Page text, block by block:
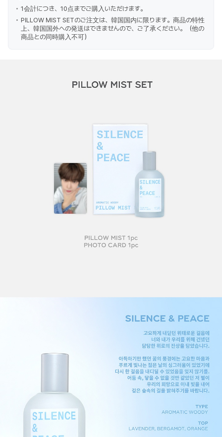
1会計につき、10点までご購入いただけます。
PILLOW MIST SETのご注文は、韓国国内に限ります。商品の特性
上、韓国国外への発送はできませんので、ご了承ください。（他の
商品との同時購入不可）